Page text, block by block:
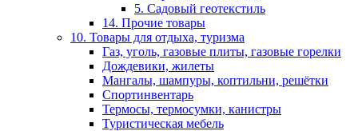
5. Садовый геотекстиль
14. Прочие товары
10. Товары для отдыха, туризма
Газ, уголь, газовые плиты, газовые горелки
Дождевики, жилеты
Мангалы, шампуры, коптильни, решётки
Спортинвентарь
Термосы, термосумки, канистры
Туристическая мебель